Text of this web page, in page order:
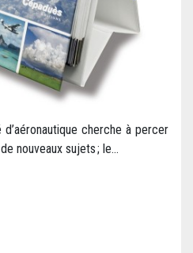
cherche à percer
nouveaux sujets ; le...